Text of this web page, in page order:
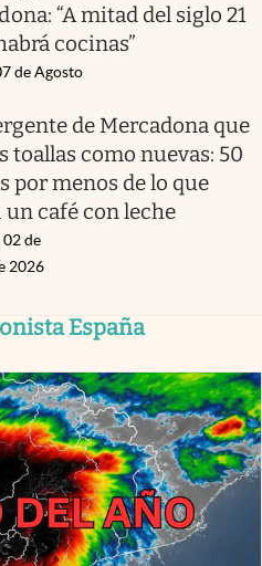
“A mitad del siglo 21
cocinas”
de Agosto
de Mercadona que
toallas como nuevas: 50
por menos de lo que
un café con leche
de
2026
España